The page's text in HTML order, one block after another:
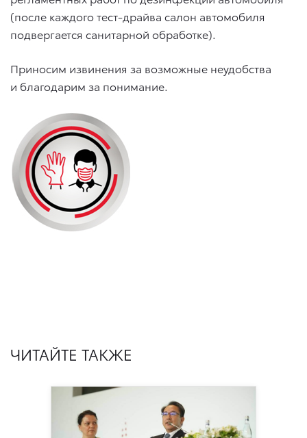
(после каждого тест-драйва салон автомобиля
подвергается санитарной обработке).
Приносим извинения за возможные неудобства
и благодарим за понимание.
ЧИТАЙТЕ ТАКЖЕ